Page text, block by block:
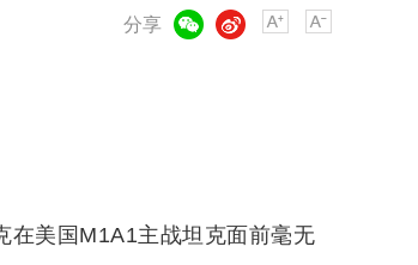
分享
微博
在美国M1A1主战坦克面前毫无